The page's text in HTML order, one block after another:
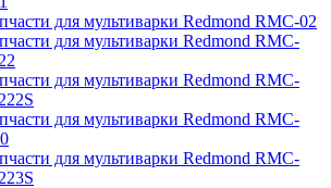
для мультиварки Redmond RMC-02
для мультиварки Redmond RMC-
для мультиварки Redmond RMC-
для мультиварки Redmond RMC-
для мультиварки Redmond RMC-